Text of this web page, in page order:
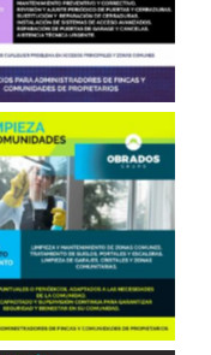
Limpieza en
Comunidades